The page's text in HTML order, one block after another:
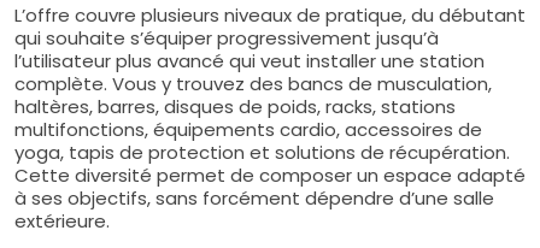
L’offre couvre plusieurs niveaux de pratique, du débutant
qui souhaite s’équiper progressivement jusqu’à
l’utilisateur plus avancé qui veut installer une station
complète. Vous y trouvez des bancs de musculation,
haltères, barres, disques de poids, racks, stations
multifonctions, équipements cardio, accessoires de
yoga, tapis de protection et solutions de récupération.
Cette diversité permet de composer un espace adapté
à ses objectifs, sans forcément dépendre d’une salle
extérieure.